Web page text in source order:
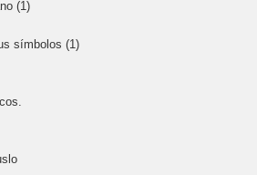
(1)
símbolos (1)